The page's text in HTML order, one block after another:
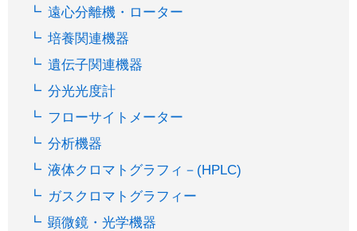
遠心分離機・ローター
培養関連機器
遺伝子関連機器
分光光度計
フローサイトメーター
分析機器
液体クロマトグラフィ－(HPLC)
ガスクロマトグラフィー
顕微鏡・光学機器